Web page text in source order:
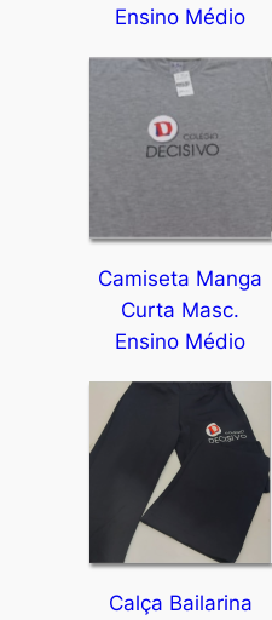
Ensino Médio
Camiseta Manga
Curta Masc.
Ensino Médio
Calça Bailarina